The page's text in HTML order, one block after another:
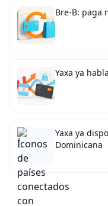
Bre-B: paga
Yaxa ya
Yaxa ya
Dominicana